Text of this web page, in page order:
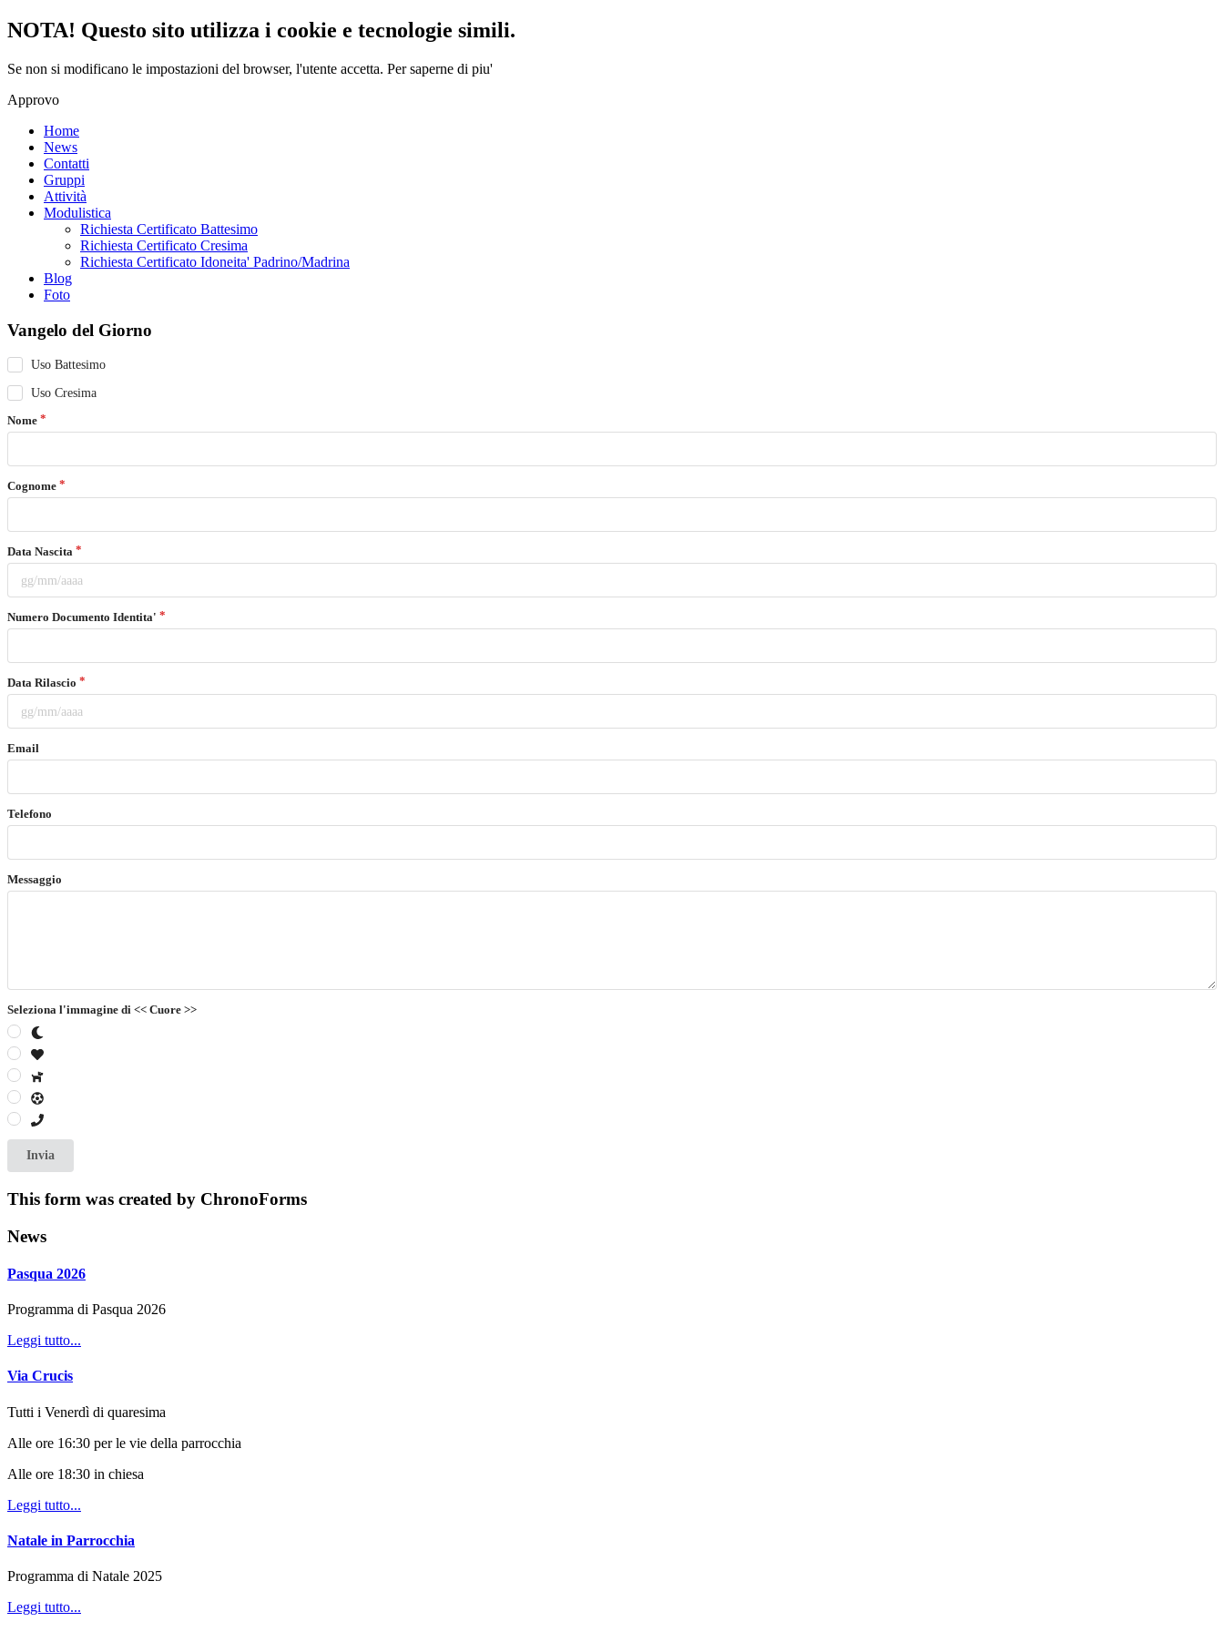
NOTA! Questo sito utilizza i cookie e tecnologie simili.
Se non si modificano le impostazioni del browser, l'utente accetta. Per saperne di piu'
Approvo
Home
News
Contatti
Gruppi
Attività
Modulistica
Richiesta Certificato Battesimo
Richiesta Certificato Cresima
Richiesta Certificato Idoneita' Padrino/Madrina
Blog
Foto
Vangelo del Giorno
Uso Battesimo
Uso Cresima
Nome
Cognome
Data Nascita
Numero Documento Identita'
Data Rilascio
Email
Telefono
Messaggio
Seleziona l'immagine di << Cuore >>
Invia
This form was created by ChronoForms
News
Pasqua 2026
Programma di Pasqua 2026
Leggi tutto...
Via Crucis
Tutti i Venerdì di quaresima
Alle ore 16:30 per le vie della parrocchia
Alle ore 18:30 in chiesa
Leggi tutto...
Natale in Parrocchia
Programma di Natale 2025
Leggi tutto...